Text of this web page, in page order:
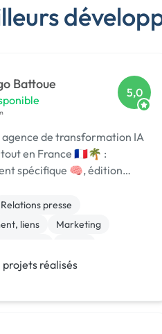
Battoue
5,0
agence de transformation IA
en France 🇫🇷🌴 :
spécifique 🧠, édition
Qualiopi, 1er [URL
!
Relations presse
liens
Marketing
Logo Charte graphique
projets réalisés